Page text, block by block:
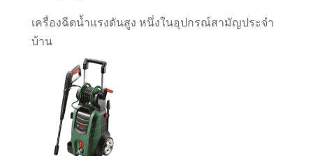
เครื่องฉีดน้ำแรงดันสูง หนึ่งในอุปกรณ์สามัญประจำ
บ้าน